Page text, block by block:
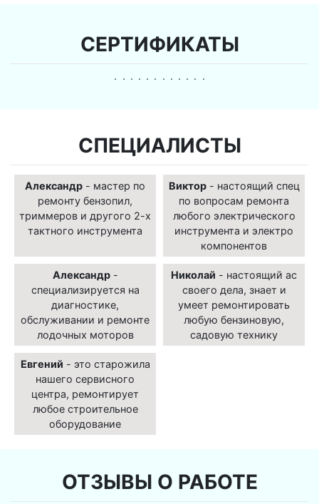
СЕРТИФИКАТЫ
СПЕЦИАЛИСТЫ
Александр - мастер по
ремонту бензопил,
триммеров и другого 2-х
тактного инструмента
Виктор- настоящий спец
по вопросам ремонта
любого электрического
инструмента и электро
компонентов
Александр-
специализируется на
диагностике,
обслуживании и ремонте
лодочных моторов
Николай - настоящий ас
своего дела, знает и
умеет ремонтировать
любую бензиновую,
садовую технику
Евгений - это старожила
нашего сервисного
центра, ремонтирует
любое строительное
оборудование
ОТЗЫВЫ О РАБОТЕ